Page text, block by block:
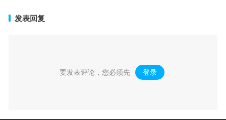
发表回复
要发表评论，您必须先 登录 。